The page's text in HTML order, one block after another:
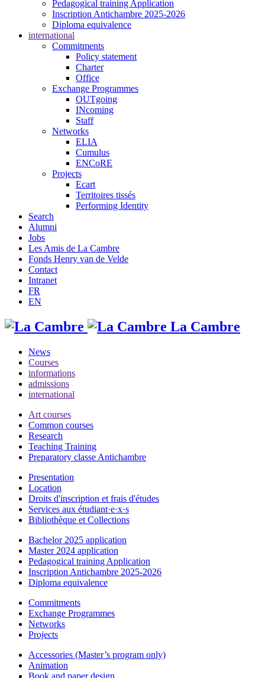
Pedagogical training Application
Inscription Antichambre 2025-2026
Diploma equivalence
international
Commitments
Policy statement
Charter
Office
Exchange Programmes
OUTgoing
INcoming
Staff
Networks
ELIA
Cumulus
ENCoRE
Projects
Ecart
Territoires tissés
Performing Identity
Search
Alumni
Jobs
Les Amis de La Cambre
Fonds Henry van de Velde
Contact
Intranet
FR
EN
La Cambre
News
Courses
informations
admissions
international
Art courses
Common courses
Research
Teaching Training
Preparatory classe Antichambre
Presentation
Location
Droits d'inscription et frais d'études
Services aux étudiant·e·x·s
Bibliothèque et Collections
Bachelor 2025 application
Master 2024 application
Pedagogical training Application
Inscription Antichambre 2025-2026
Diploma equivalence
Commitments
Exchange Programmes
Networks
Projects
Accessories (Master’s program only)
Animation
Book and paper design